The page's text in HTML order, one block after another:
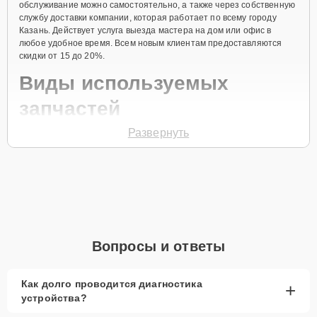
обслуживание можно самостоятельно, а также через собственную
службу доставки компании, которая работает по всему городу
Казань. Действует услуга выезда мастера на дом или офис в
любое удобное время. Всем новым клиентам предоставляются
скидки от 15 до 20%.
Виды используемых
запчастей
Для ремонта морозильной камеры модели H2F-262GAA
активное использование устройства дольше
При наличии планов в скором времени заменить
Развернуть
Вопросы и ответы
Как долго проводится диагностика
устройства?
+